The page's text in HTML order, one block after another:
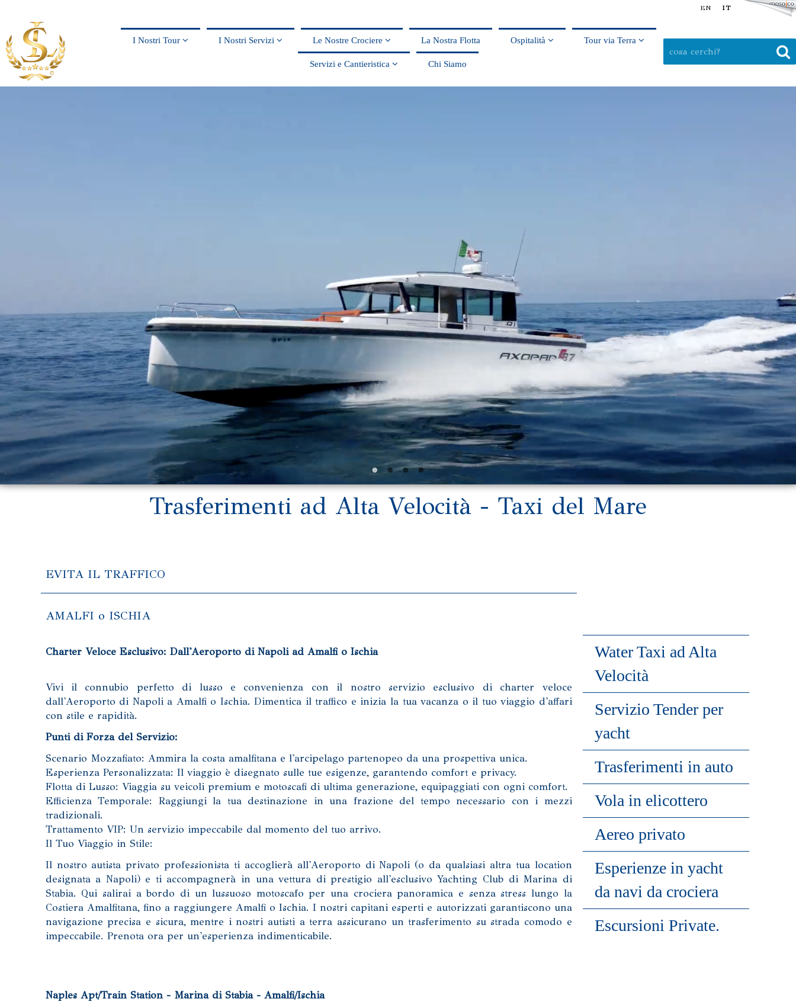
EN IT
I Nostri Tour I Nostri Servizi Le Nostre Crociere La Nostra Flotta Ospitalità Tour via Terra
Servizi e Cantieristica Chi Siamo
Trasferimenti ad Alta Velocità - Taxi del Mare
EVITA IL TRAFFICO
AMALFI o ISCHIA
Charter Veloce Esclusivo: Dall'Aeroporto di Napoli ad Amalfi o Ischia
Vivi il connubio perfetto di lusso e convenienza con il nostro servizio esclusivo di charter veloce
dall'Aeroporto di Napoli a Amalfi o Ischia. Dimentica il traffico e inizia la tua vacanza o il tuo viaggio d'affari
con stile e rapidità.
Punti di Forza del Servizio:
Scenario Mozzafiato: Ammira la costa amalfitana e l'arcipelago partenopeo da una prospettiva unica.
Esperienza Personalizzata: Il viaggio è disegnato sulle tue esigenze, garantendo comfort e privacy.
Flotta di Lusso: Viaggia su veicoli premium e motoscafi di ultima generazione, equipaggiati con ogni comfort.
Efficienza Temporale: Raggiungi la tua destinazione in una frazione del tempo necessario con i mezzi
tradizionali.
Trattamento VIP: Un servizio impeccabile dal momento del tuo arrivo.
Il Tuo Viaggio in Stile:
Il nostro autista privato professionista ti accoglierà all'Aeroporto di Napoli (o da qualsiasi altra tua location
designata a Napoli) e ti accompagnerà in una vettura di prestigio all'esclusivo Yachting Club di Marina di
Stabia. Qui salirai a bordo di un lussuoso motoscafo per una crociera panoramica e senza stress lungo la
Costiera Amalfitana, fino a raggiungere Amalfi o Ischia. I nostri capitani esperti e autorizzati garantiscono una
navigazione precisa e sicura, mentre i nostri autisti a terra assicurano un trasferimento su strada comodo e
impeccabile. Prenota ora per un'esperienza indimenticabile.
Naples Apt/Train Station - Marina di Stabia - Amalfi/Ischia
Water Taxi ad Alta
Velocità
Servizio Tender per
yacht
Trasferimenti in auto
Vola in elicottero
Aereo privato
Esperienze in yacht
da navi da crociera
Escursioni Private.